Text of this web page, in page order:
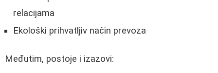
relacijama
Ekološki prihvatljiv način prevoza
Međutim, postoje i izazovi: